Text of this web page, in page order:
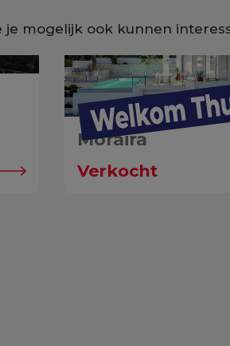
mogelijk ook kunnen
Moraira
Verkocht